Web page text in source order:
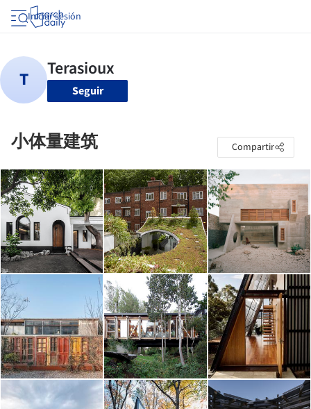
Iniciar sesión
Seguir
小体量建筑 Compartir